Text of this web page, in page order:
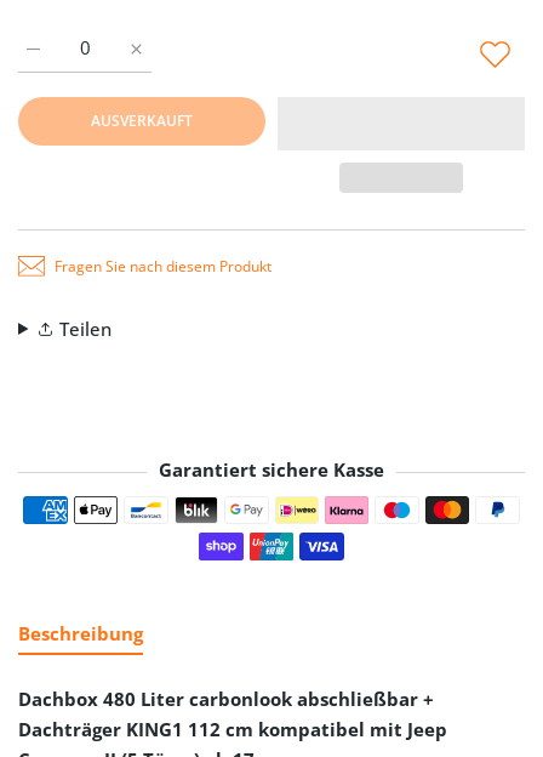
Erhöhe die Menge für Dachbox VDPCA480
Erhöhe die Menge für Dachbox VDPCA480 480Ltr
AUSVERKAUFT
Fragen Sie nach diesem Produkt
Teilen
Garantiert sichere Kasse
Zahlungsmethoden
Beschreibung
Dachbox 480 Liter carbonlook abschließbar +
Dachträger KING1 112 cm kompatibel mit Jeep